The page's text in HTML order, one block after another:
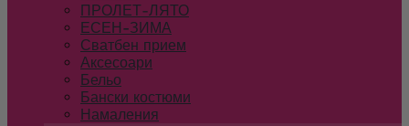
ПРОЛЕТ-ЛЯТО
ЕСЕН-ЗИМА
Сватбен прием
Аксесоари
Бельо
Бански костюми
Намаления